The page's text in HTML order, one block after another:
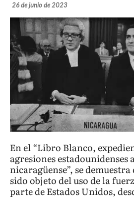
26 de junio de 2023
En el “Libro Blanco,
agresiones estadounidenses
nicaragüense”, se
sido objeto del uso de la
parte de Estados Unidos,